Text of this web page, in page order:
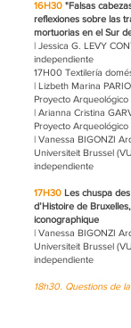
16H30 "Falsas
reflexiones sobre las
mortuorias en el Sur
| Jessica G. LEVY
independiente
17H00 Textilería
| Lizbeth Marina
Proyecto
| Arianna Cristina
Proyecto
| Vanessa BIGONZI
Universiteit Brussel
independiente
17H30 Les chuspa
d’Histoire de
iconographique
| Vanessa BIGONZI
Universiteit Brussel
independiente
18h30. Questions de